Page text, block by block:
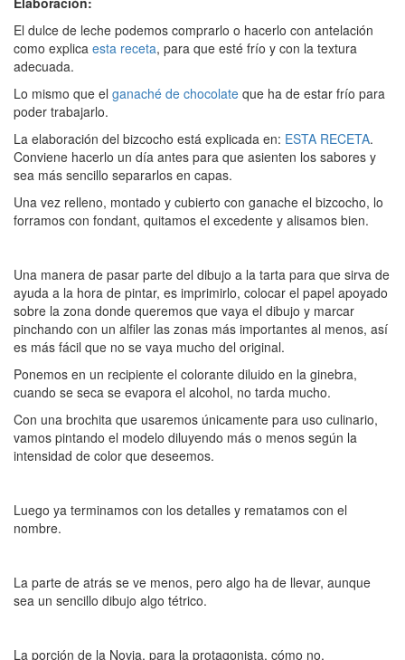
El dulce de leche podemos comprarlo o hacerlo con antelación
como explica esta receta, para que esté frío y con la textura
adecuada.
Lo mismo que el ganaché de chocolate que ha de estar frío para
poder trabajarlo.
La elaboración del bizcocho está explicada en: ESTA RECETA.
Conviene hacerlo un día antes para que asienten los sabores y
sea más sencillo separarlos en capas.
Una vez relleno, montado y cubierto con ganache el bizcocho, lo
forramos con fondant, quitamos el excedente y alisamos bien.
Una manera de pasar parte del dibujo a la tarta para que sirva de
ayuda a la hora de pintar, es imprimirlo, colocar el papel apoyado
sobre la zona donde queremos que vaya el dibujo y marcar
pinchando con un alfiler las zonas más importantes al menos, así
es más fácil que no se vaya mucho del original.
Ponemos en un recipiente el colorante diluido en la ginebra,
cuando se seca se evapora el alcohol, no tarda mucho.
Con una brochita que usaremos únicamente para uso culinario,
vamos pintando el modelo diluyendo más o menos según la
intensidad de color que deseemos.
Luego ya terminamos con los detalles y rematamos con el
nombre.
La parte de atrás se ve menos, pero algo ha de llevar, aunque
sea un sencillo dibujo algo tétrico.
La porción de la Novia, para la protagonista, cómo no.